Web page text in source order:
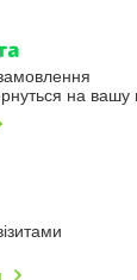
на вашу